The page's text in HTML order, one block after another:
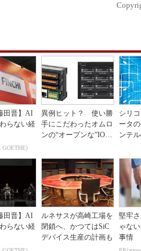
田晋】AI
らない経
GOETHE)
異例ヒット？ 使い勝
手にこだわったオムロ
ンの“オープンな”IO-L
シリ
ータ
ンテ
田晋】AI
らない経
ルネサスが高崎工場を
閉鎖へ、かつてはSiC
デバイス生産の計画も
堅牢
ゃない
事情